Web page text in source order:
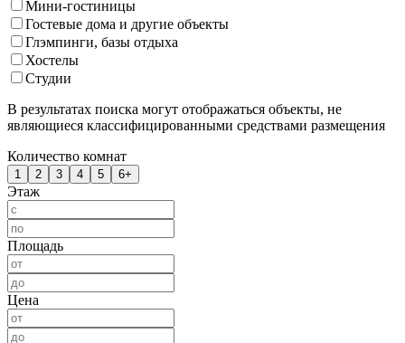
Мини-гостиницы
Гостевые дома и другие объекты
Глэмпинги, базы отдыха
Хостелы
Студии
В результатах поиска могут отображаться объекты, не
являющиеся классифицированными средствами размещения
Количество комнат
1 2 3 4 5 6+
Этаж
Площадь
Цена